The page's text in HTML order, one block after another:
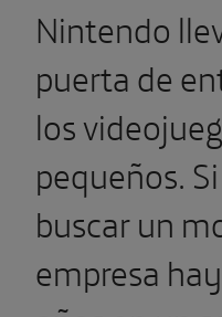
Nintendo
puerta de
los
pequeños.
buscar un
empresa